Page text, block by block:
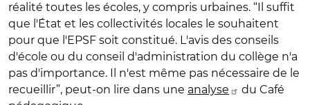
réalité toutes les écoles, y compris urbaines. “Il suffit
que l'État et les collectivités locales le souhaitent
pour que l'EPSF soit constitué. L'avis des conseils
d'école ou du conseil d'administration du collège n'a
pas d'importance. Il n'est même pas nécessaire de le
recueillir”, peut-on lire dans une analyse
du Café